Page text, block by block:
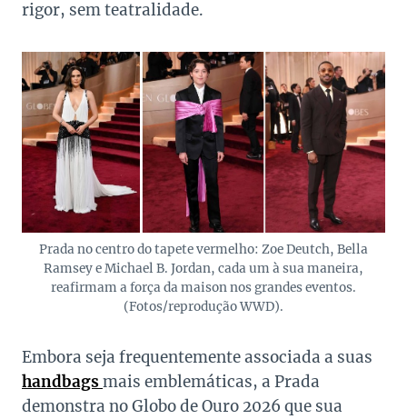
rigor, sem teatralidade.
Prada no centro do tapete vermelho: Zoe Deutch, Bella
Ramsey e Michael B. Jordan, cada um à sua maneira,
reafirmam a força da maison nos grandes eventos.
(Fotos/reprodução WWD).
Embora seja frequentemente associada a suas
handbagsmais emblemáticas, a Prada
demonstra no Globo de Ouro 2026 que sua